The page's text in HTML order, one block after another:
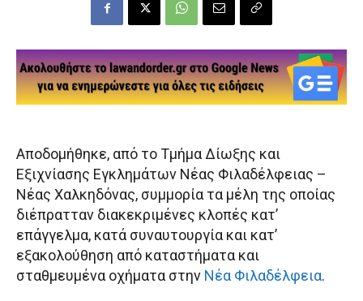
Αποδομήθηκε, από το Τμήμα Δίωξης και
Εξιχνίασης Εγκλημάτων Νέας Φιλαδέλφειας –
Νέας Χαλκηδόνας, συμμορία τα μέλη της οποίας
διέπρατταν διακεκριμένες κλοπές κατ’
επάγγελμα, κατά συναυτουργία και κατ’
εξακολούθηση από καταστήματα και
σταθμευμένα οχήματα στην Νέα Φιλαδέλφεια.